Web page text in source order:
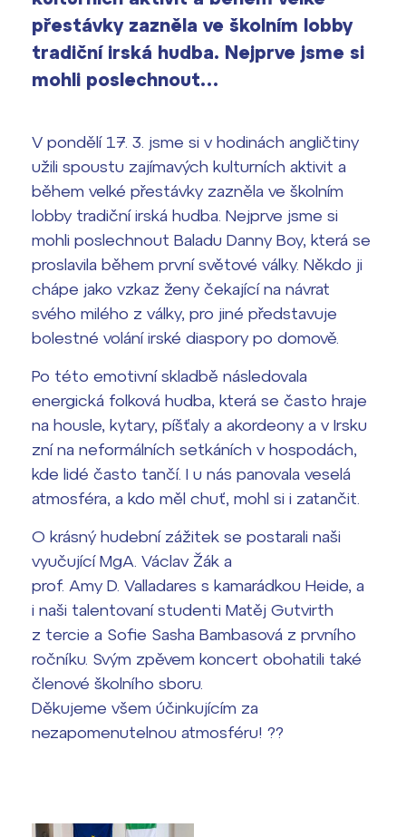
Výsledky 1. kola přijímacího řízení
2026/2027
Maturitní zkoušky
Europass
FOCUSing
Zahraniční stipendia
ČAG studentský
Maturitní témata
Harmonogram školního roku
Termíny maturit
Bakaláři
Office 365
přestávky zazněla ve školním lobby
tradiční irská hudba. Nejprve jsme si
mohli poslechnout…
V pondělí 17. 3. jsme si v hodinách angličtiny
užili spoustu zajímavých kulturních aktivit a
během velké přestávky zazněla ve školním
lobby tradiční irská hudba. Nejprve jsme si
mohli poslechnout Baladu Danny Boy, která se
proslavila během první světové války. Někdo ji
chápe jako vzkaz ženy čekající na návrat
svého milého z války, pro jiné představuje
bolestné volání irské diaspory po domově.
Po této emotivní skladbě následovala
energická folková hudba, která se často hraje
na housle, kytary, píšťaly a akordeony a v Irsku
zní na neformálních setkáních v hospodách,
kde lidé často tančí. I u nás panovala veselá
atmosféra, a kdo měl chuť, mohl si i zatančit.
O krásný hudební zážitek se postarali naši
vyučující MgA. Václav Žák a
prof. Amy D. Valladares s kamarádkou Heide, a
i naši talentovaní studenti Matěj Gutvirth
z tercie a Sofie Sasha Bambasová z prvního
ročníku. Svým zpěvem koncert obohatili také
členové školního sboru.
Děkujeme všem účinkujícím za
nezapomenutelnou atmosféru! ??